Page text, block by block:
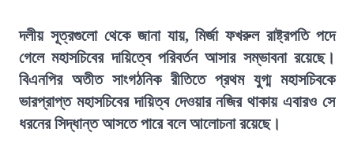
দলীয় সূত্রগুলো থেকে জানা যায়, মির্জা ফখরুল রাষ্ট্রপতি পদে
গেলে মহাসচিবের দায়িত্বে পরিবর্তন আসার সম্ভাবনা রয়েছে।
বিএনপির অতীত সাংগঠনিক রীতিতে প্রথম যুগ্ম মহাসচিবকে
ভারপ্রাপ্ত মহাসচিবের দায়িত্ব দেওয়ার নজির থাকায় এবারও সে
ধরনের সিদ্ধান্ত আসতে পারে বলে আলোচনা রয়েছে।